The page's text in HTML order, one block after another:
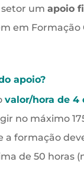
um apoio
em Formação
apoio?
valor/hora de 4
no máximo
a formação
de 50 horas